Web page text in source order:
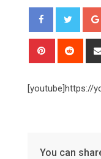
Pinterest
[youtube]https://
You can